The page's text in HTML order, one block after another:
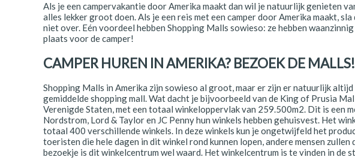
Kroatië
Namibië
Nederland
Nieuw-Zeeland
Noorwegen
Polen
Als je een campervakantie door Amerika maakt dan wil je natuurlijk genieten
alles lekker groot doen. Als je een reis met een camper door Amerika maakt,
niet over. Eén voordeel hebben Shopping Malls sowieso: ze hebben
plaats voor de camper!
CAMPER HUREN IN AMERIKA? BEZOEK DE MALLS!
Shopping Malls in Amerika zijn sowieso al groot, maar er zijn er natuurlijk
gemiddelde shopping mall. Wat dacht je bijvoorbeeld van de King of Prusia
Verenigde Staten, met een totaal winkeloppervlak van 259.500m2. Dit is een
Nordstrom, Lord & Taylor en JC Penny hun winkels hebben gehuisvest. Het
totaal 400 verschillende winkels. In deze winkels kun je ongetwijfeld het
toeristen die hele dagen in dit winkel rond kunnen lopen, andere mensen
bezoekje is dit winkelcentrum wel waard. Het winkelcentrum is te vinden in de